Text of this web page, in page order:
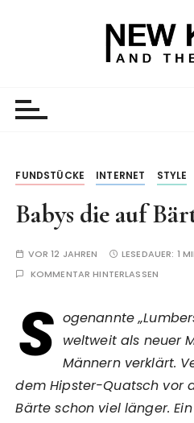
FUNDSTÜCKE INTERNET STYLE
Babys die auf
VOR 12 JAHREN LESEDAUER: 1
KOMMENTAR HINTERLASSEN
S ogenannte
weltweit als neuer
Männern verklärt.
dem Hipster-Quatsch vor
Bärte schon viel länger.